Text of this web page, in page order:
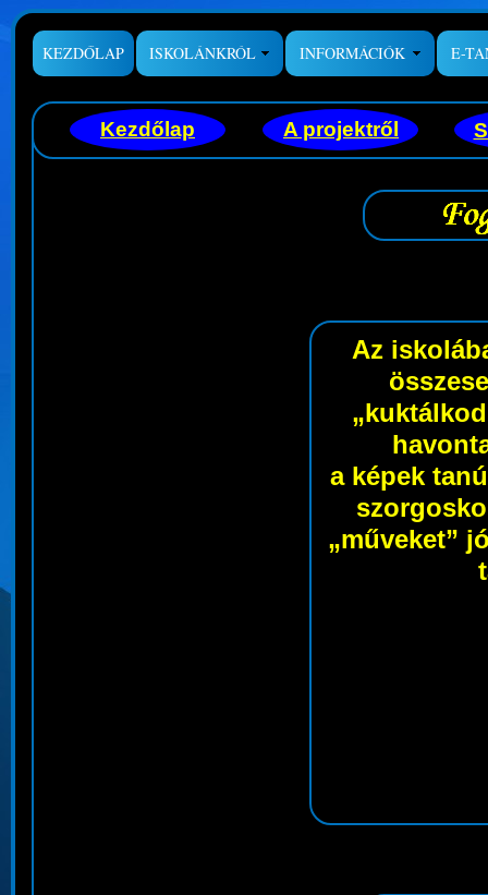
KEZDŐLAP ISKOLÁNKRÓL INFORMÁCIÓK E-
Kezdőlap A projektről
Az
a képek
„műveket”